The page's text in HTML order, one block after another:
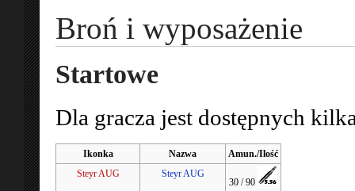
Broń i wyposażenie
Startowe
Dla gracza jest dostępnych
Ikonka Nazwa
Amun./Ilość
Steyr AUG
Steyr AUG
30 / 90